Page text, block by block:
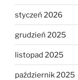
styczeń 2026
grudzień 2025
listopad 2025
październik 2025